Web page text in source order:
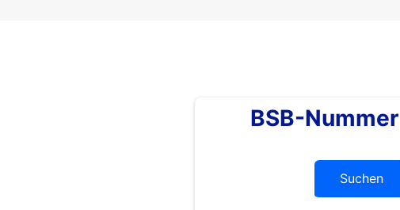
BSB-
Suchen